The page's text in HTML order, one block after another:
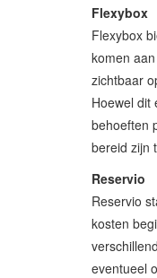
Flexybox
Flexybox
komen
zichtbaar
Hoewel dit
behoeften
bereid zijn
Reservio
Reservio
kosten
eventueel